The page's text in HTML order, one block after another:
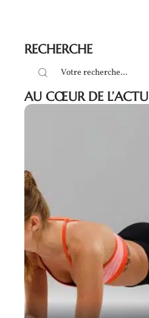
RECHERCHE
AU CŒUR DE L’ACTU